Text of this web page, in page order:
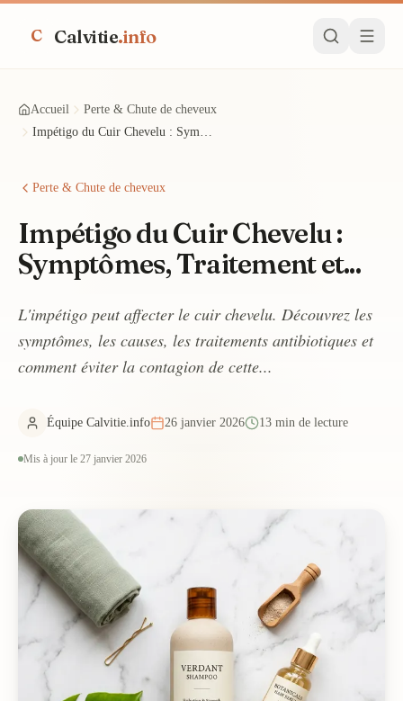
C Calvitie.info
Accueil
Perte & Chute de cheveux
Impétigo du Cuir Chevelu : Symptômes, Traitement et...
Perte & Chute de cheveux
Impétigo du Cuir Chevelu :
Symptômes, Traitement et...
L'impétigo peut affecter le cuir chevelu. Découvrez les
symptômes, les causes, les traitements antibiotiques et
comment éviter la contagion de cette...
Équipe Calvitie.info 26 janvier 2026 13 min de lecture
Mis à jour le 27 janvier 2026